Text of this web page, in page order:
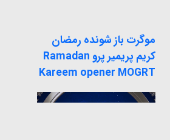
موگرت باز شونده رمضان
کریم پریمیر پرو Ramadan
Kareem opener MOGRT